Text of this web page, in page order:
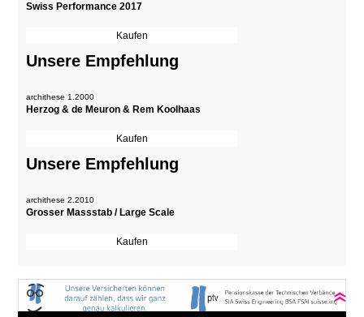
Swiss Performance 2017
Unsere Empfehlung
archithese 1.2000
Herzog & de Meuron & Rem Koolhaas
Unsere Empfehlung
archithese 2.2010
Grosser Massstab / Large Scale